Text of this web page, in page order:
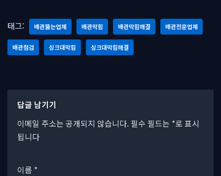
태그: 배관뚫는업체 배관막힘 배관막힘해결 배관전문업체
배관점검 싱크대막힘 싱크대막힘해결
답글 남기기
이메일 주소는 공개되지 않습니다. 필수 필드는 *로 표시
됩니다
이름 *